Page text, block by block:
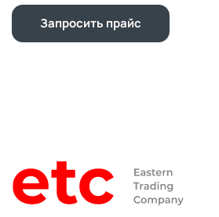
Запросить прайс